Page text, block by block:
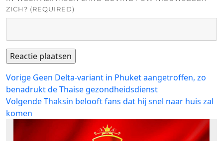
ZICH? (REQUIRED)
Bericht
navigatie
Vorige Vorig
bericht:
Geen Delta-variant in Phuket aangetroffen, zo
benadrukt de Thaise gezondheidsdienst
VolgendeVolgend
Thaksin belooft fans dat hij snel naar huis zal
komen